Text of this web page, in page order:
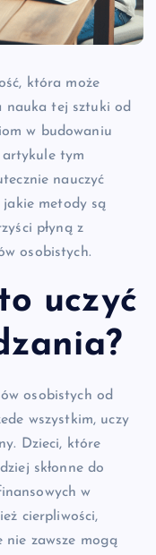
która może
nauka tej sztuki od
w budowaniu
artykule tym
nauczyć
jakie metody są
płyną z
osobistych.
uczyć
osobistych od
wszystkim, uczy
Dzieci, które
skłonne do
w
cierpliwości,
nie zawsze mogą